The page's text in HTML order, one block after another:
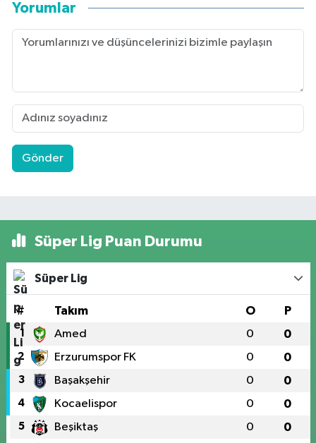
Yorumlar
Gönder
Süper Lig Puan Durumu
Süper Lig
# Takım O P
1 Amed 0 0
2 Erzurumspor FK 0 0
3 Başakşehir 0 0
4 Kocaelispor 0 0
5 Beşiktaş 0 0